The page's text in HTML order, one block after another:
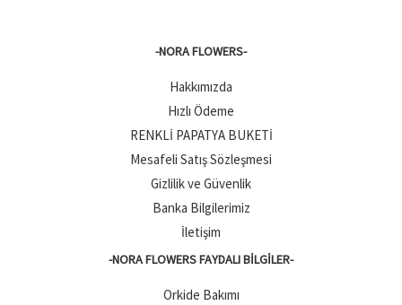
-NORA FLOWERS-
Hakkımızda
Hızlı Ödeme
RENKLİ PAPATYA BUKETİ
Mesafeli Satış Sözleşmesi
Gizlilik ve Güvenlik
Banka Bilgilerimiz
İletişim
-NORA FLOWERS FAYDALI BILGILER-
Orkide Bakımı